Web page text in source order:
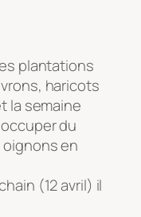
plantations
haricots
la semaine
du
en
(12 avril) il